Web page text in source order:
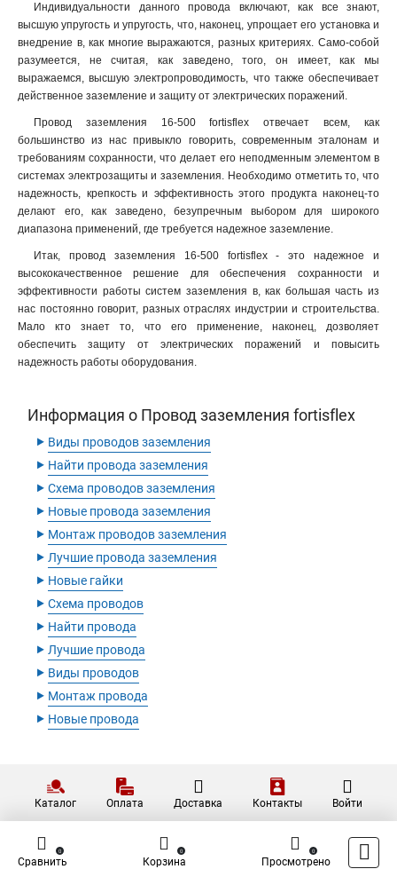
Индивидуальности данного провода включают, как все знают,
высшую упругость и упругость, что, наконец, упрощает его установка и
внедрение в, как многие выражаются, разных критериях. Само-собой
разумеется, не считая, как заведено, того, он имеет, как мы
выражаемся, высшую электропроводимость, что также обеспечивает
действенное заземление и защиту от электрических поражений.
Провод заземления 16-500 fortisflex отвечает всем, как
большинство из нас привыкло говорить, современным эталонам и
требованиям сохранности, что делает его неподменным элементом в
системах электрозащиты и заземления. Необходимо отметить то, что
надежность, крепкость и эффективность этого продукта наконец-то
делают его, как заведено, безупречным выбором для широкого
диапазона применений, где требуется надежное заземление.
Итак, провод заземления 16-500 fortisflex - это надежное и
высококачественное решение для обеспечения сохранности и
эффективности работы систем заземления в, как большая часть из
нас постоянно говорит, разных отраслях индустрии и строительства.
Мало кто знает то, что его применение, наконец, дозволяет
обеспечить защиту от электрических поражений и повысить
надежность работы оборудования.
Информация о Провод заземления fortisflex
‣ Виды проводов заземления
‣ Найти провода заземления
‣ Схема проводов заземления
‣ Новые провода заземления
‣ Монтаж проводов заземления
‣ Лучшие провода заземления
‣ Новые гайки
‣ Схема проводов
‣ Найти провода
‣ Лучшие провода
‣ Виды проводов
‣ Монтаж провода
‣ Новые провода
Каталог Оплата Доставка Контакты Войти
Сравнить
0
Корзина
0
Просмотрено
0